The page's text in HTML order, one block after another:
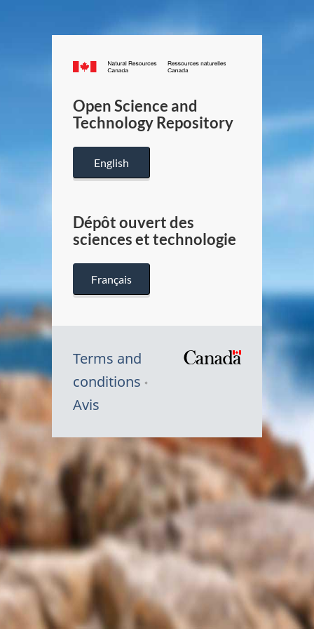
Canada.ca
/
Canada
Open Science and
Technology Repository
English
Dépôt ouvert des
sciences et technologie
Français
Terms and
conditions
Avis
Symbole
du
Canada